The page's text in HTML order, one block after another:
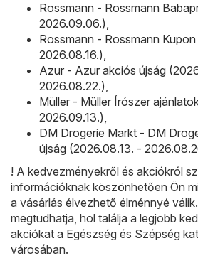
Rossmann - Rossmann
2026.09.06.),
Rossmann - Rossmann
2026.08.16.),
Azur - Azur akciós újság
2026.08.22.),
Müller - Müller Írószer
2026.09.13.),
DM Drogerie Markt - DM
újság (2026.08.13. -
! A kedvezményekről és akciókról
információknak köszönhetően Ön
a vásárlás élvezhető élménnyé
megtudhatja, hol találja a legjobb
akciókat a Egészség és Szépség
városában.